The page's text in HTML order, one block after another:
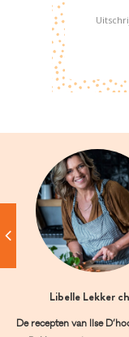
Libelle Lekker
De recepten van Ilse